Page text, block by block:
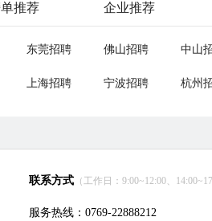
推荐 企业推荐
东莞招聘 佛山招聘 中山
上海招聘 宁波招聘 杭州
联系方式 （工作日：9:00~12:00、
服务热线：0769-22888212